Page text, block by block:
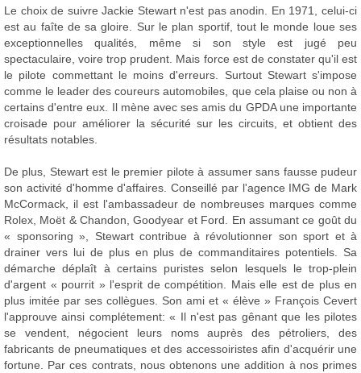
Le choix de suivre Jackie Stewart n'est pas anodin. En 1971, celui-ci
est au faîte de sa gloire. Sur le plan sportif, tout le monde loue ses
exceptionnelles qualités, même si son style est jugé peu
spectaculaire, voire trop prudent. Mais force est de constater qu'il est
le pilote commettant le moins d'erreurs. Surtout Stewart s'impose
comme le leader des coureurs automobiles, que cela plaise ou non à
certains d'entre eux. Il mène avec ses amis du GPDA une importante
croisade pour améliorer la sécurité sur les circuits, et obtient des
résultats notables.
De plus, Stewart est le premier pilote à assumer sans fausse pudeur
son activité d'homme d'affaires. Conseillé par l'agence IMG de Mark
McCormack, il est l'ambassadeur de nombreuses marques comme
Rolex, Moët & Chandon, Goodyear et Ford. En assumant ce goût du
« sponsoring », Stewart contribue à révolutionner son sport et à
drainer vers lui de plus en plus de commanditaires potentiels. Sa
démarche déplaît à certains puristes selon lesquels le trop-plein
d'argent « pourrit » l'esprit de compétition. Mais elle est de plus en
plus imitée par ses collègues. Son ami et « élève » François Cevert
l'approuve ainsi complétement: « Il n'est pas gênant que les pilotes
se vendent, négocient leurs noms auprès des pétroliers, des
fabricants de pneumatiques et des accessoiristes afin d'acquérir une
fortune. Par ces contrats, nous obtenons une addition à nos primes